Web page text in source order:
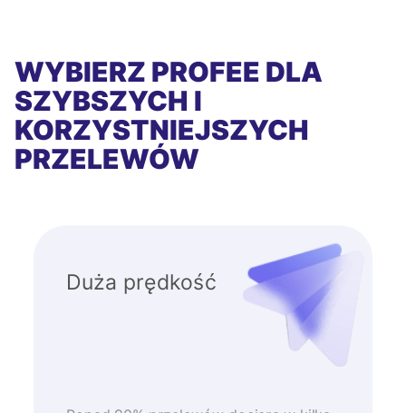
WYBIERZ PROFEE DLA
SZYBSZYCH I
KORZYSTNIEJSZYCH
PRZELEWÓW
Duża prędkość